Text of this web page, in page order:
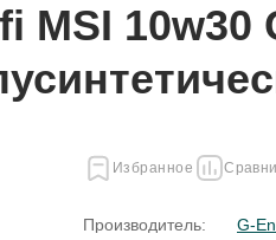
10w30
Избранное
Производитель: G-